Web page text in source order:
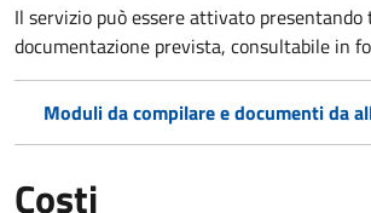
Il servizio può essere attivato
documentazione prevista, consultabile in
Moduli da compilare e documenti da
Costi